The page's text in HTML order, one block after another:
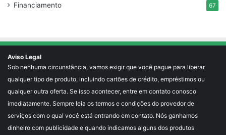
Financiamento 67
Aviso Legal
Sob nenhuma circunstância, vamos exigir que você pague para liberar
qualquer tipo de produto, incluindo cartões de crédito, empréstimos ou
qualquer outra oferta. Se isso acontecer, entre em contato conosco
imediatamente. Sempre leia os termos e condições do provedor de
serviços com o qual você está entrando em contato. Nós ganhamos
dinheiro com publicidade e quando indicamos alguns dos produtos